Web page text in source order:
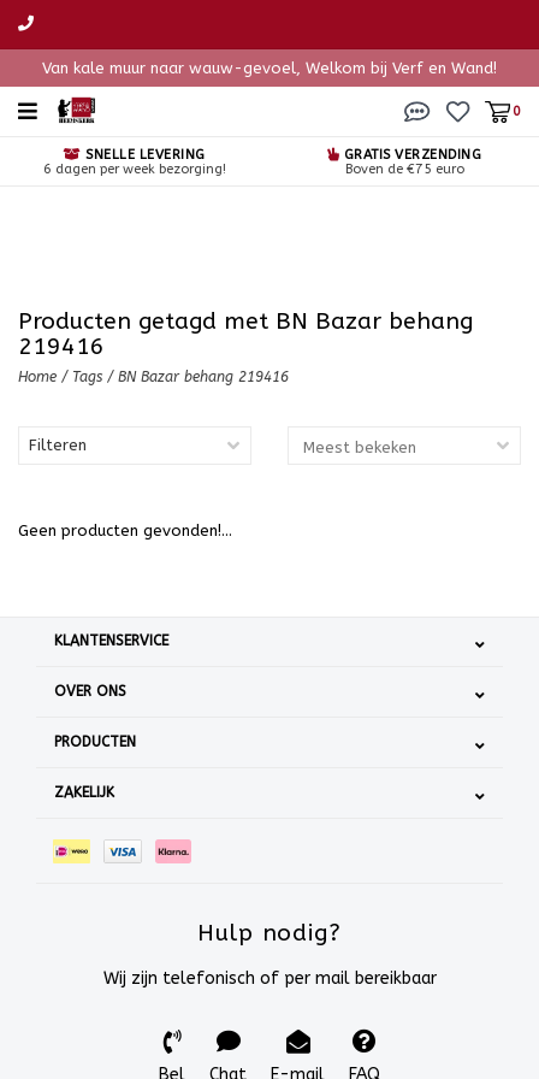
Van kale muur naar wauw-gevoel, Welkom bij Verf en Wand!
0
SNELLE LEVERING
6 dagen per week bezorging!
GRATIS VERZENDING
Boven de €75 euro
Producten getagd met BN Bazar behang
219416
Home / Tags / BN Bazar behang 219416
Filteren
Geen producten gevonden!...
KLANTENSERVICE
OVER ONS
PRODUCTEN
ZAKELIJK
Hulp nodig?
Wij zijn telefonisch of per mail bereikbaar
Bel Chat E-mail FAQ